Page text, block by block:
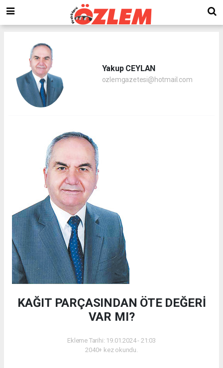
Yakup CEYLAN
ozlemgazetesi@hotmail.com
KAĞIT PARÇASINDAN ÖTE DEĞERİ
VAR MI?
Ekleme Tarihi: 19.01.2024 - 21:03
2040+ kez okundu.